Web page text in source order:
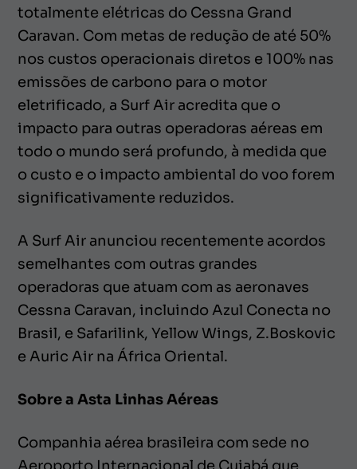
totalmente elétricas do Cessna Grand
Caravan. Com metas de redução de até 50%
nos custos operacionais diretos e 100% nas
emissões de carbono para o motor
eletrificado, a Surf Air acredita que o
impacto para outras operadoras aéreas em
todo o mundo será profundo, à medida que
o custo e o impacto ambiental do voo forem
significativamente reduzidos.
A Surf Air anunciou recentemente acordos
semelhantes com outras grandes
operadoras que atuam com as aeronaves
Cessna Caravan, incluindo Azul Conecta no
Brasil, e Safarilink, Yellow Wings, Z.Boskovic
e Auric Air na África Oriental.
Sobre a Asta Linhas Aéreas
Companhia aérea brasileira com sede no